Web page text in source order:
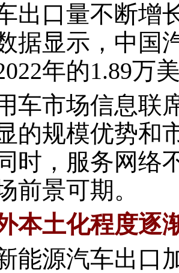
出口量不断增
据显示，中国
年的1.89万
车市场信息联
的规模优势和
时，服务网络
前景可期。
本土化程度逐
能源汽车出口